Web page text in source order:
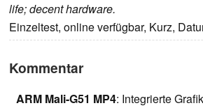
life; decent hardware.
Einzeltest, online verfügbar, Kurz,
Kommentar
ARM Mali-G51 MP4: Integrierte